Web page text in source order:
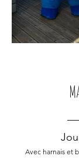
Avec harnais et